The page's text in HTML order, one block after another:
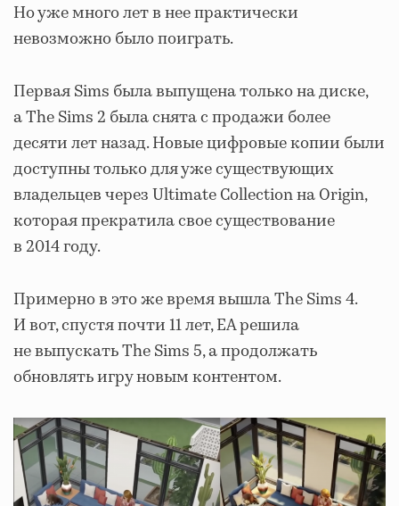
Но уже много лет в нее практически
невозможно было поиграть.
Первая Sims была выпущена только на диске,
а The Sims 2 была снята с продажи более
десяти лет назад. Новые цифровые копии были
доступны только для уже существующих
владельцев через Ultimate Collection на Origin,
которая прекратила свое существование
в 2014 году.
Примерно в это же время вышла The Sims 4.
И вот, спустя почти 11 лет, EA решила
не выпускать The Sims 5, а продолжать
обновлять игру новым контентом.